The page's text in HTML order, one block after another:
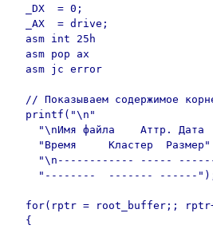
  _DX  = 0;
  _AX  = drive;
  asm int 25h
  asm pop ax
  asm jc error
// Показываем содержимое
  printf("\n"
"\nИмя файла    Аттр. Дата
    "Время     Кластер  Размер"
"\n------------ -----
"--------  ------- ------
for(rptr = root_buffer;;
  {